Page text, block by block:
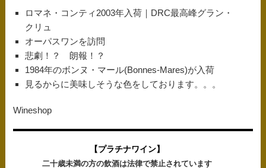
ロマネ・コンティ2003年入荷｜DRC最高峰グラン・
クリュ
オーパスワンを訪問
悲劇！？ 朗報！？
1984年のボンヌ・マール(Bonnes-Mares)が入荷
見るからに美味しそうな色をしております。。。
Wineshop
【プラチナワイン】
二十歳未満の方の飲酒は法律で禁止されています